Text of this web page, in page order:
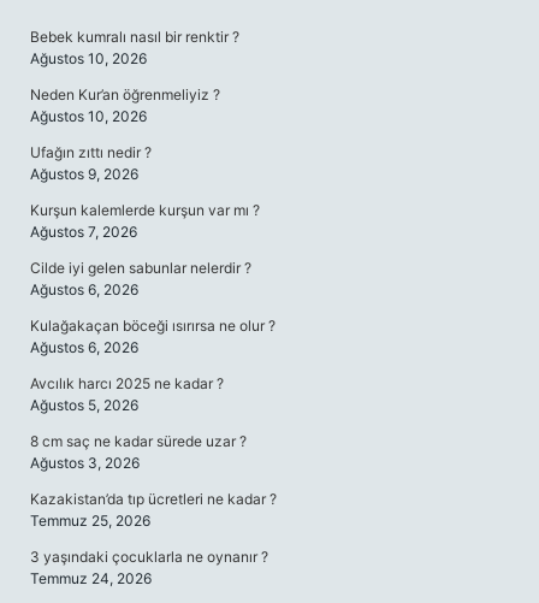
Bebek kumralı nasıl bir renktir ?
Ağustos 10, 2026
Neden Kur’an öğrenmeliyiz ?
Ağustos 10, 2026
Ufağın zıttı nedir ?
Ağustos 9, 2026
Kurşun kalemlerde kurşun var mı ?
Ağustos 7, 2026
Cilde iyi gelen sabunlar nelerdir ?
Ağustos 6, 2026
Kulağakaçan böceği ısırırsa ne olur ?
Ağustos 6, 2026
Avcılık harcı 2025 ne kadar ?
Ağustos 5, 2026
8 cm saç ne kadar sürede uzar ?
Ağustos 3, 2026
Kazakistan’da tıp ücretleri ne kadar ?
Temmuz 25, 2026
3 yaşındaki çocuklarla ne oynanır ?
Temmuz 24, 2026